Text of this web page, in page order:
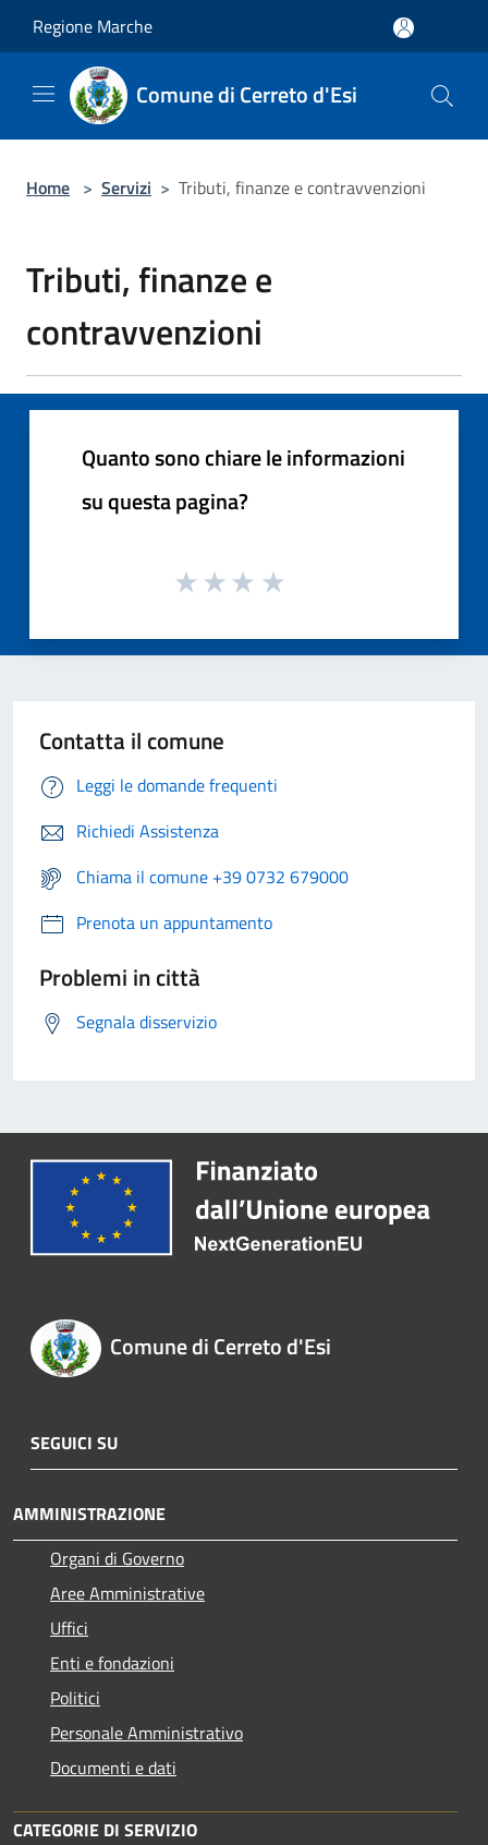
Regione Marche
Comune di Cerreto d'Esi
Home > Servizi > Tributi, finanze e contravvenzioni
Tributi, finanze e
contravvenzioni
Quanto sono chiare le informazioni
su questa pagina?
Contatta il comune
Leggi le domande frequenti
Richiedi Assistenza
Chiama il comune +39 0732 679000
Prenota un appuntamento
Problemi in città
Segnala disservizio
Comune di Cerreto d'Esi
SEGUICI SU
AMMINISTRAZIONE
Organi di Governo
Aree Amministrative
Uffici
Enti e fondazioni
Politici
Personale Amministrativo
Documenti e dati
CATEGORIE DI SERVIZIO